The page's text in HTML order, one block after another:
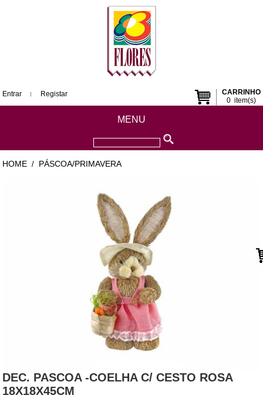
CARRINHO
0item(s)
Entrar Registar
MENU
HOME / PÁSCOA/PRIMAVERA
DEC. PASCOA -COELHA C/ CESTO ROSA
18X18X45CM